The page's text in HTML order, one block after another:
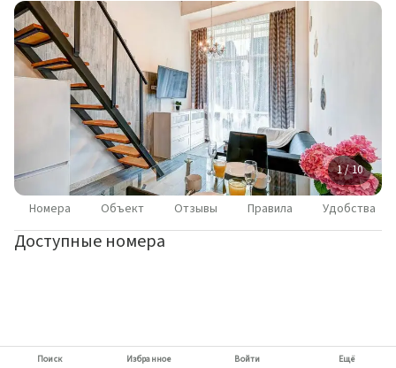
1 / 10
Номера Объект Отзывы Правила Удобства
Доступные номера
Поиск Избранное Войти Ещё